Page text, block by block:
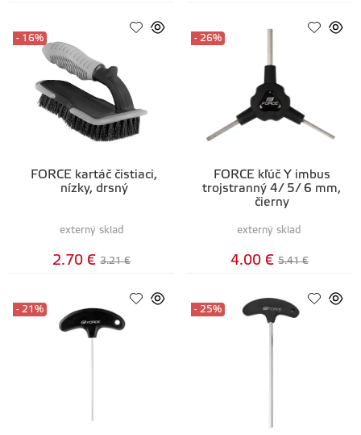
FORCE kartáč čistiaci,
nízky, drsný
- 16%
externý sklad
2.70 € 3.21 €
FORCE kľúč Y imbus
trojstranný 4/ 5/ 6 mm,
čierny
- 26%
externý sklad
4.00 € 5.41 €
- 21% - 25%